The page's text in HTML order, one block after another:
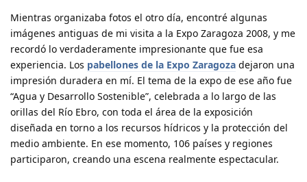
Mientras organizaba fotos el otro día, encontré algunas
imágenes antiguas de mi visita a la Expo Zaragoza 2008, y me
recordó lo verdaderamente impresionante que fue esa
experiencia. Los pabellones de la Expo Zaragoza dejaron una
impresión duradera en mí. El tema de la expo de ese año fue
“Agua y Desarrollo Sostenible”, celebrada a lo largo de las
orillas del Río Ebro, con toda el área de la exposición
diseñada en torno a los recursos hídricos y la protección del
medio ambiente. En ese momento, 106 países y regiones
participaron, creando una escena realmente espectacular.